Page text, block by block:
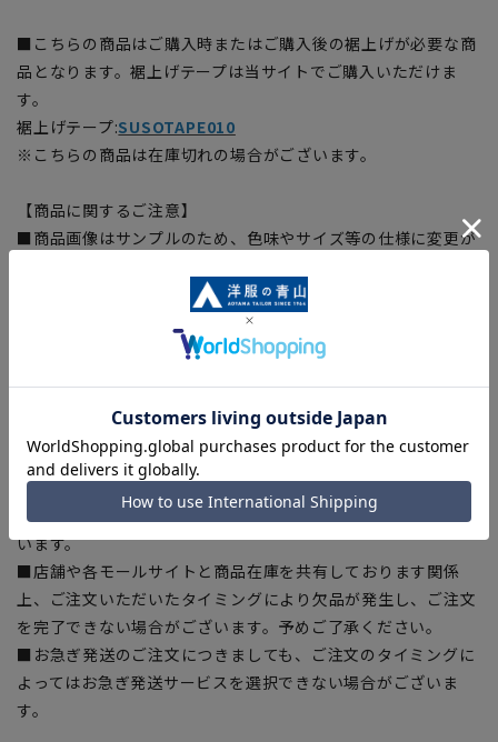
■こちらの商品はご購入時またはご購入後の裾上げが必要な商
品となります。裾上げテープは当サイトでご購入いただけま
す。
裾上げテープ:SUSOTAPE010
※こちらの商品は在庫切れの場合がございます。
【商品に関するご注意】
■商品画像はサンプルのため、色味やサイズ等の仕様に変更が
■ゆとり感には個人差があります。サイズ表を確認の上、ご購
入の目安としてご利用ください。
■生地や仕様・デザインにより、着用感や実際のサイズ表に若
部、商品現物におすすめサイズ(ヌードサイズ)を記載している
商品もございます。
■ブラウザやお使いのモニター環境、また撮影時の室内外の光
加減により、実際の商品と掲載画像の色味が異なる場合がござ
います。
■店舗や各モールサイトと商品在庫を共有しております関係
上、ご注文いただいたタイミングにより欠品が発生し、ご注文
を完了できない場合がございます。予めご了承ください。
■お急ぎ発送のご注文につきましても、ご注文のタイミングに
よってはお急ぎ発送サービスを選択できない場合がございま
す。